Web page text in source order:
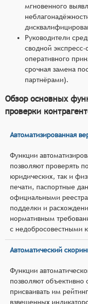
мгновенного
Руководители
сводной
оперативного
срочная замена
партнёрами).
Обзор основных
проверки
Автоматизированная
Функции
позволяют проверять
юридических, так и
печати, паспортные
официальными
подделки и
нормативным
с недобросовестными
Автоматический
Функции
позволяют объективно
присваивать им
взвешенных